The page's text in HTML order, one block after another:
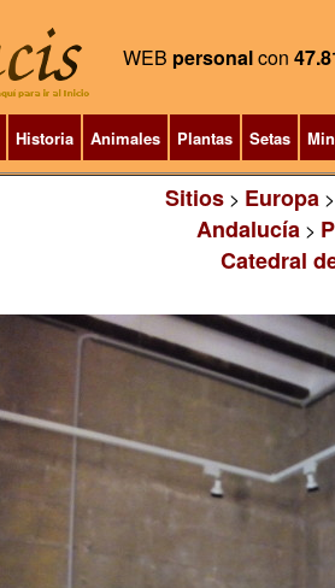
WEB personalcon
Historia Animales Plantas Setas
Sitios> Europa
Andalucía >
Catedral